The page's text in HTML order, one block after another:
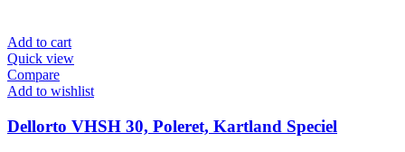
Add to cart
Quick view
Compare
Add to wishlist
Dellorto VHSH 30, Poleret, Kartland Speciel